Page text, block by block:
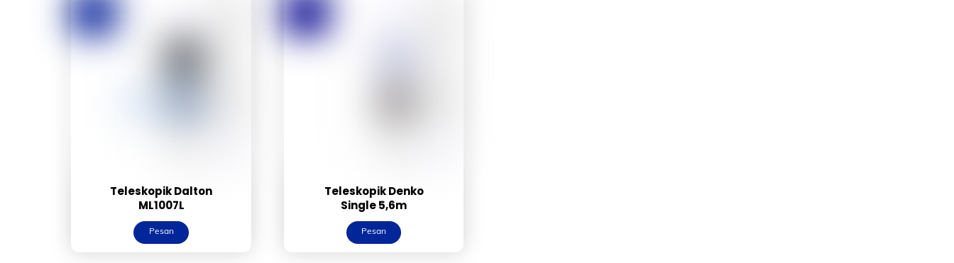
Teleskopik Dalton
ML1007L
Pesan
Teleskopik Denko
Single 5,6m
Pesan